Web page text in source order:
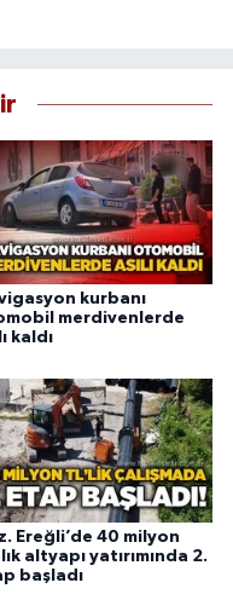
kurbanı
merdivenlerde
kaldı
Ereğli’de 40 milyon
altyapı yatırımında 2.
başladı